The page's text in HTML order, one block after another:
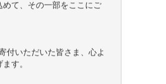
付いただいた皆さま、心よ